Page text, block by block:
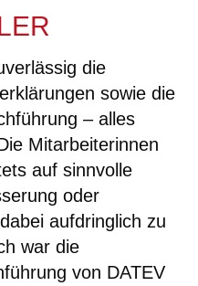
die
sowie die
– alles
Mitarbeiterinnen
auf sinnvolle
oder
aufdringlich zu
war die
von DATEV